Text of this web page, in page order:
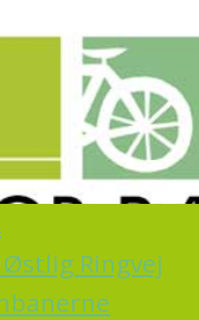
Ringvej